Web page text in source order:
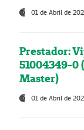
01 de Abril de
Prestador:
51004349-0
Master)
01 de Abril de